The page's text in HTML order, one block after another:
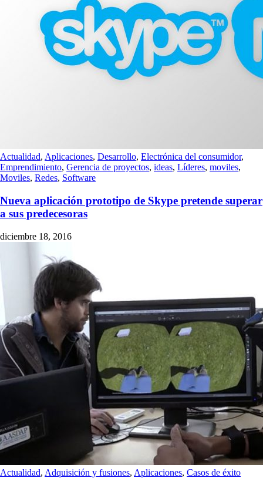
Actualidad, Aplicaciones, Desarrollo, Electrónica del consumidor,
Emprendimiento, Gerencia de proyectos, ideas, Líderes, moviles,
Moviles, Redes, Software
Nueva aplicación prototipo de Skype pretende superar
a sus predecesoras
diciembre 18, 2016
Actualidad, Adquisición y fusiones, Aplicaciones, Casos de éxito